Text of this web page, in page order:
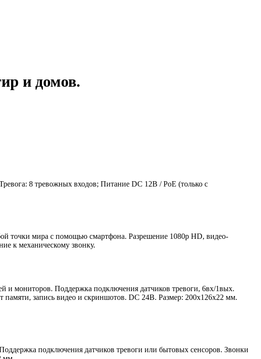
и домов.
8 тревожных входов; Питание DC 12В / PoE (только с
точки мира с помощью смартфона. Разрешение 1080p HD, видео-
к механическому звонку.
мониторов. Поддержка подключения датчиков тревоги, 6вх/1вых.
памяти, запись видео и скриншотов. DC 24В. Размер: 200х126х22 мм.
подключения датчиков тревоги или бытовых сенсоров. Звонки